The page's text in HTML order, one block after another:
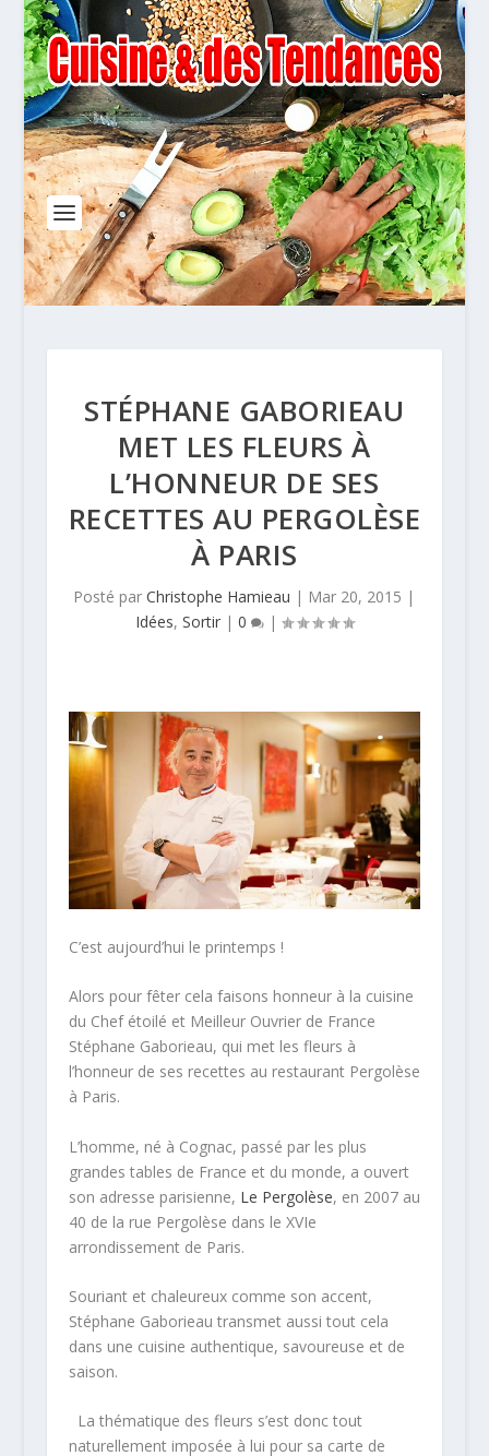
STÉPHANE GABORIEAU
MET LES FLEURS À
L’HONNEUR DE SES
RECETTES AU PERGOLÈSE
À PARIS
Posté parChristophe Hamieau | Mar 20, 2015 |
Idées, Sortir| 0 |
C’est aujourd’hui le printemps !
Alors pour fêter cela faisons honneur à la cuisine
du Chef étoilé et Meilleur Ouvrier de France
Stéphane Gaborieau, qui met les fleurs à
l’honneur de ses recettes au restaurant Pergolèse
à Paris.
L’homme, né à Cognac, passé par les plus
grandes tables de France et du monde, a ouvert
son adresse parisienne, Le Pergolèse, en 2007 au
40 de la rue Pergolèse dans le XVIe
arrondissement de Paris.
Souriant et chaleureux comme son accent,
Stéphane Gaborieau transmet aussi tout cela
dans une cuisine authentique, savoureuse et de
saison.
La thématique des fleurs s’est donc tout
naturellement imposée à lui pour sa carte de